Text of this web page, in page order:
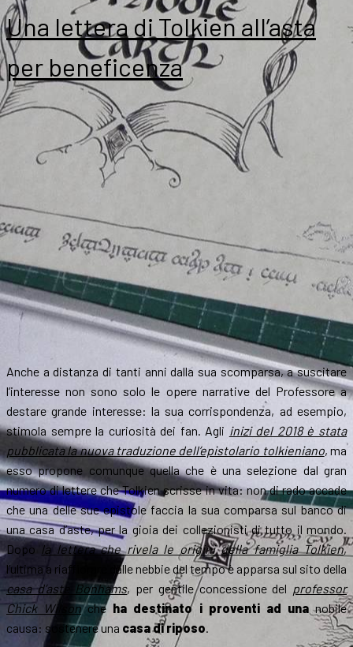
Una lettera di Tolkien all’asta
per beneficenza
Anche a distanza di tanti anni dalla sua scomparsa, a suscitare
l’interesse non sono solo le opere narrative del Professore a
destare grande interesse: la sua corrispondenza, ad esempio,
stimola sempre la curiosità dei fan. Agli inizi del 2018 è stata
pubblicata la nuova traduzione dell’epistolario tolkieniano, ma
esso propone comunque quella che è una selezione dal gran
numero di lettere che Tolkien scrisse in vita: non di rado accade
che una delle sue epistole faccia la sua comparsa sul banco di
una casa d’aste, per la gioia dei collezionisti di tutto il mondo.
Dopo la lettera che rivela le origini della famiglia Tolkien,
l’ultima a riaffiorare dalle nebbie del tempo è apparsa sul sito della
casa d’aste Bonhams, per gentile concessione del professor
Chick Wilsonche ha destinato i proventi ad unanobile
causa: sostenere una casa di riposo.